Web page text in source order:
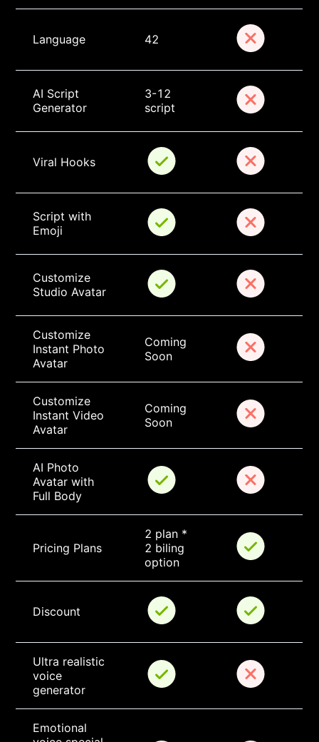
Language 42
AI Script
Generator
3-12
script
Viral Hooks
Script with
Emoji
Customize
Studio Avatar
Customize
Instant Photo
Avatar
Coming
Soon
Customize
Instant Video
Avatar
Coming
Soon
AI Photo
Avatar with
Full Body
Pricing Plans
2 plan *
2 biling
option
Discount
Ultra realistic
voice
generator
Emotional